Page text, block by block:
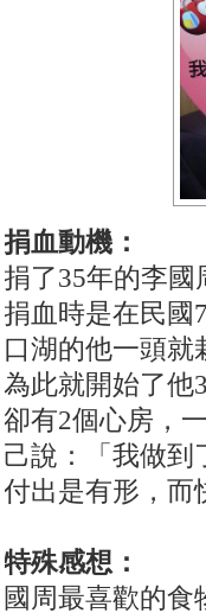
捐血動機：
捐了35年的李
捐血時是在民國
口湖的他一頭就
為此就開始了他
卻有2個心房，
己說：「我做到
付出是有形，而
特殊感想：
國周最喜歡的